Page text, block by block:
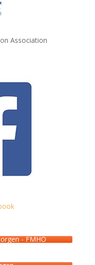
Association
- FMHO